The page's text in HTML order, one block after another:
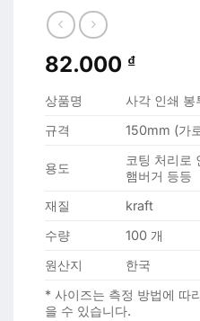
82.000 ₫
상품명
사각 인쇄 봉
규격
150mm (가
용도
코팅 처리로
햄버거 등등
재질
kraft
수량
100 개
원산지
한국
* 사이즈는 측정 방법에 따
을 수 있습니다.